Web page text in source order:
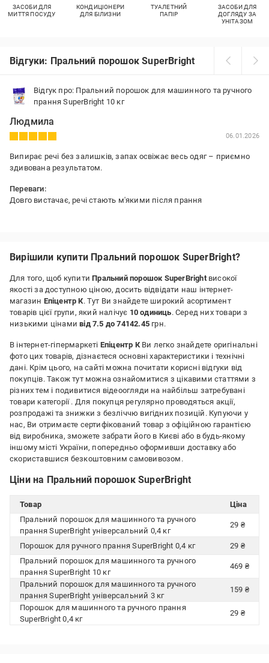
ЗАСОБИ ДЛЯ
МИТТЯ ПОСУДУ
КОНДИЦІОНЕРИ
ДЛЯ БІЛИЗНИ
ТУАЛЕТНИЙ
ПАПІР
ЗАСОБИ ДЛЯ
ДОГЛЯДУ ЗА
УНІТАЗОМ
Відгуки: Пральний порошок SuperBright
Відгук про: Пральний порошок для машинного та ручного
прання SuperBright 10 кг
Людмила
06.01.2026
Випирає речі без залишків, запах освіжає весь одяг – приємно
здивована результатом.
Переваги:
Довго вистачає, речі стають м'якими після прання
Вирішили купити Пральний порошок SuperBright?
Для того, щоб купитиПральний порошок SuperBrightвисокої
якості за доступною ціною, досить відвідати наш інтернет-
магазин Епіцентр К. Тут Ви знайдете широкий асортимент
товарів цієї групи, який налічує 10 одиниць. Серед них товари з
низькими цінамивід 7.5 до 74142.45 грн.
В інтернет-гіпермаркеті Епіцентр КВи легко знайдете оригінальні
фото цих товарів, дізнаєтеся основні характеристики і технічні
дані. Крім цього, на сайті можна почитати корисні відгуки від
покупців. Також тут можна ознайомитися з цікавими статтями з
різних тем і подивитися відеоогляди на найбільш затребувані
товари категорії . Для покупця регулярно проводяться акції,
розпродажі та знижки з безліччю вигідних позицій. Купуючи у
нас, Ви отримаєте сертифікований товар з офіційною гарантією
від виробника, зможете забрати його в Києві або в будь-якому
іншому місті України, попередньо оформивши доставку або
скориставшися безкоштовним самовивозом.
Ціни на Пральний порошок SuperBright
Товар
Ціна
Пральний порошок для машинного та ручного
прання SuperBright універсальний 0,4 кг
29 ₴
Порошок для ручного прання SuperBright 0,4 кг
29 ₴
Пральний порошок для машинного та ручного
прання SuperBright 10 кг
469 ₴
Пральний порошок для машинного та ручного
прання SuperBright універсальний 3 кг
159 ₴
Порошок для машинного та ручного прання
SuperBright 0,4 кг
29 ₴